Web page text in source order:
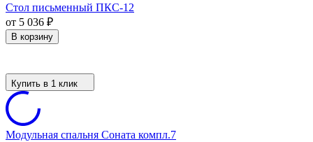
Стол письменный ПКС-12
от 5 036 ₽
В корзину
Купить в 1 клик
Модульная спальня Соната компл.7